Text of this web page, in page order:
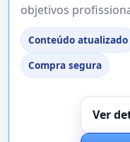
objetivos
Conteúdo atualizado
Compra segura
Ver